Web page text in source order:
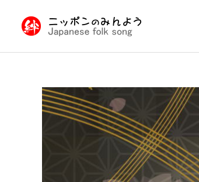
九州・
民謡入門
津軽三味線と他